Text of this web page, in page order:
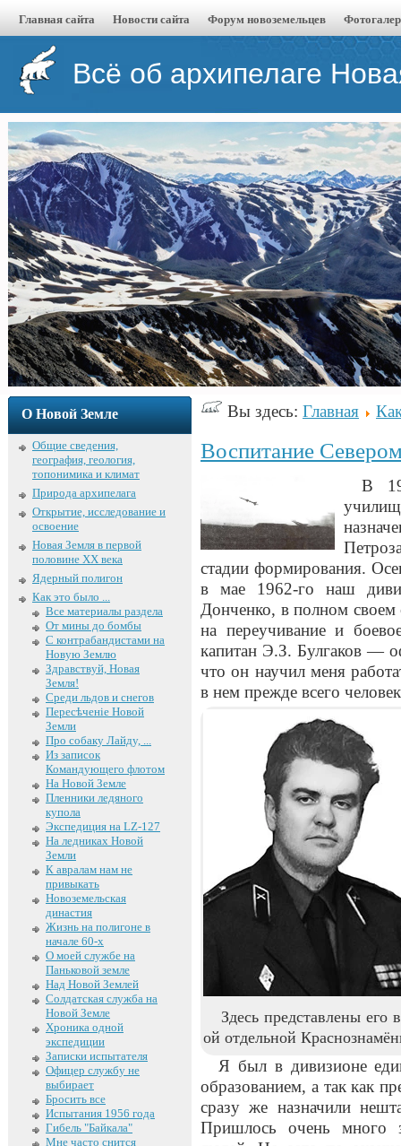
Главная сайта Новости сайта Форум новоземельцев
Всё об архипелаге
О Новой Земле
Общие сведения,
география, геология,
топонимика и климат
Природа архипелага
Открытие, исследование и
освоение
Новая Земля в первой
половине XX века
Ядерный полигон
Как это было ...
Все материалы раздела
От мины до бомбы
С контрабандистами на
Новую Землю
Здравствуй, Новая
Земля!
Среди льдов и снегов
Пересѣченіе Новой
Земли
Про собаку Лайду, ...
Из записок
Командующего флотом
На Новой Земле
Пленники ледяного
купола
Экспедиция на LZ-127
На ледниках Новой
Земли
К авралам нам не
привыкать
Новоземельская
династия
Жизнь на полигоне в
начале 60-х
О моей службе на
Паньковой земле
Над Новой Землей
Солдатская служба на
Новой Земле
Хроника одной
экспедиции
Записки испытателя
Офицер службу не
выбирает
Бросить все
Испытания 1956 года
Гибель "Байкала"
Мне часто снится
Вы здесь: Главная
Воспитание
В
стадии формирования.
в мае 1962-го наш
Донченко, в полном
на переучивание и
капитан Э.З. Булгаков —
что он научил меня
в нем прежде всего
Здесь представлены
ой отдельной
Я был в дивизионе
образованием, а так как
сразу же назначили
Пришлось очень много